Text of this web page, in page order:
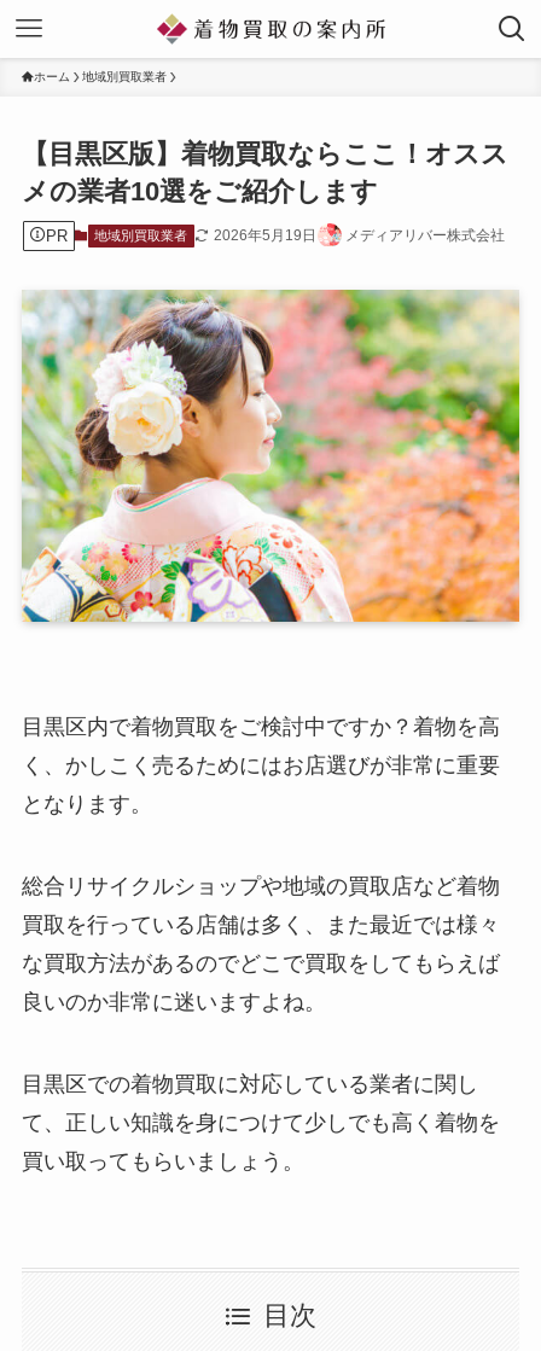
ホーム 地域別買取業者
【目黒区版】着物買取ならここ！オスス
メの業者10選をご紹介します
PR 地域別買取業者 2026年5月19日 メディアリバー株式会社
目黒区内で着物買取をご検討中ですか？着物を高
く、かしこく売るためにはお店選びが非常に重要
となります。
総合リサイクルショップや地域の買取店など着物
買取を行っている店舗は多く、また最近では様々
な買取方法があるのでどこで買取をしてもらえば
良いのか非常に迷いますよね。
目黒区での着物買取に対応している業者に関し
て、正しい知識を身につけて少しでも高く着物を
買い取ってもらいましょう。
目次